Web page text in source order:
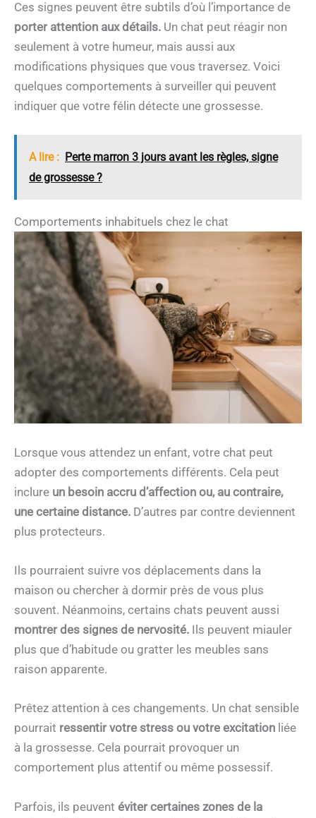
Ces signes peuvent être subtils d’où l’importance de
porter attention aux détails. Un chat peut réagir non
seulement à votre humeur, mais aussi aux
modifications physiques que vous traversez. Voici
quelques comportements à surveiller qui peuvent
indiquer que votre félin détecte une grossesse.
A lire : Perte marron 3 jours avant les règles, signe
de grossesse ?
Comportements inhabituels chez le chat
Lorsque vous attendez un enfant, votre chat peut
adopter des comportements différents. Cela peut
inclure un besoin accru d’affection ou, au contraire,
une certaine distance. D’autres par contre deviennent
plus protecteurs.
Ils pourraient suivre vos déplacements dans la
maison ou chercher à dormir près de vous plus
souvent. Néanmoins, certains chats peuvent aussi
montrer des signes de nervosité. Ils peuvent miauler
plus que d’habitude ou gratter les meubles sans
raison apparente.
Prêtez attention à ces changements. Un chat sensible
pourrait ressentir votre stress ou votre excitation liée
à la grossesse. Cela pourrait provoquer un
comportement plus attentif ou même possessif.
Parfois, ils peuvent éviter certaines zones de la